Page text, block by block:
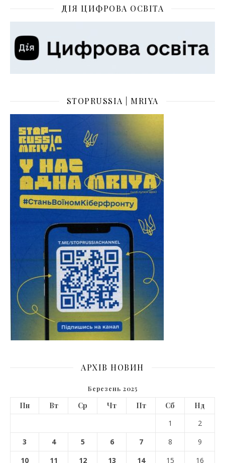
ДІЯ ЦИФРОВА ОСВІТА
STOPRUSSIA | MRIYA
АРХІВ НОВИН
Березень 2025
Пн Вт Ср Чт Пт Сб
Нд
1
2
3
4 5 6 7 8
9
10
11 12 13 14 15 16